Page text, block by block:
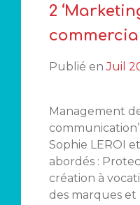
2
Publié enJuil
Management
Sophie LEROI
abordés :
création à
des marques et